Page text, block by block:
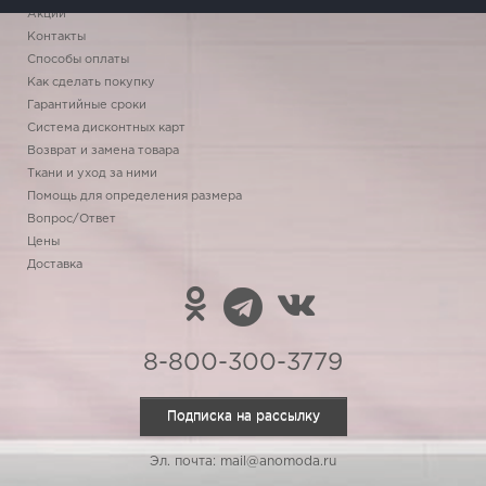
Акции
Контакты
Способы оплаты
Как сделать покупку
Гарантийные сроки
Система дисконтных карт
Возврат и замена товара
Ткани и уход за ними
Помощь для определения размера
Вопрос/Ответ
Цены
Доставка
8-800-300-3779
Подписка на рассылку
Эл. почта: mail@anomoda.ru